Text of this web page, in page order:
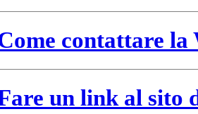
contattare
un link al sito